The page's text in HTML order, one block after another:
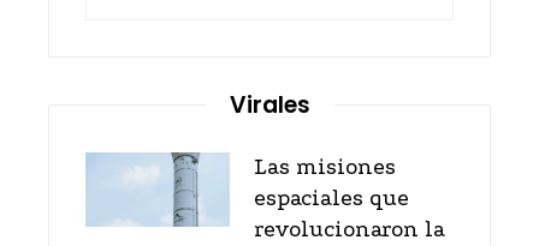
Virales
Las misiones
espaciales que
revolucionaron la